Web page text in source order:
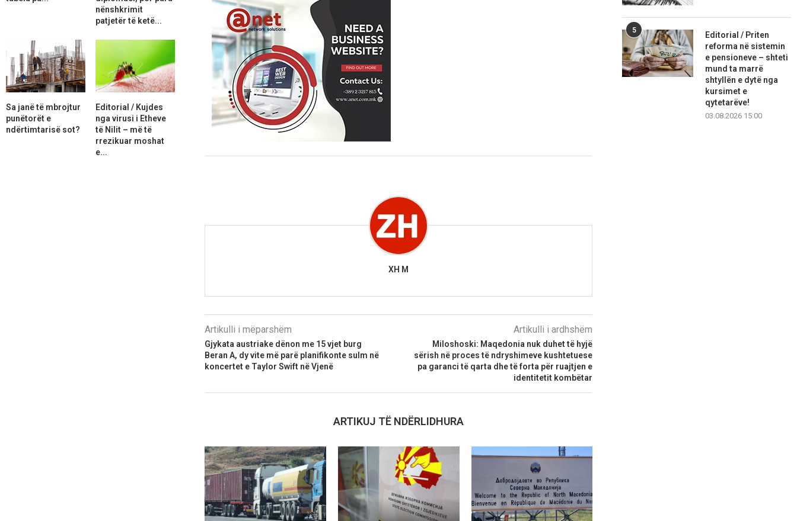
XH M
Artikulli i mëparshëm
Gjykata austriake dënon me 15 vjet burg
Beran A, dy vite më parë planifikonte sulm në
koncertet e Taylor Swift në Vjenë
Artikulli i ardhshëm
Miloshoski: Maqedonia nuk duhet të hyjë
sërish në proces të ndryshimeve kushtetuese
pa garanci të qarta dhe të forta për ruajtjen e
identitetit kombëtar
ARTIKUJ TË NDËRLIDHURA
5
Editorial / Priten
reforma në sistemin
e pensioneve – shteti
mund ta marrë
shtyllën e dytë nga
kursimet e
qytetarëve!
03.08.2026 15:00
nënshkrimit
patjetër të ketë...
Sa janë të mbrojtur
punëtorët e
ndërtimtarisë sot?
Editorial / Kujdes
nga virusi i Etheve
të Nilit – më të
rrezikuar moshat
e...